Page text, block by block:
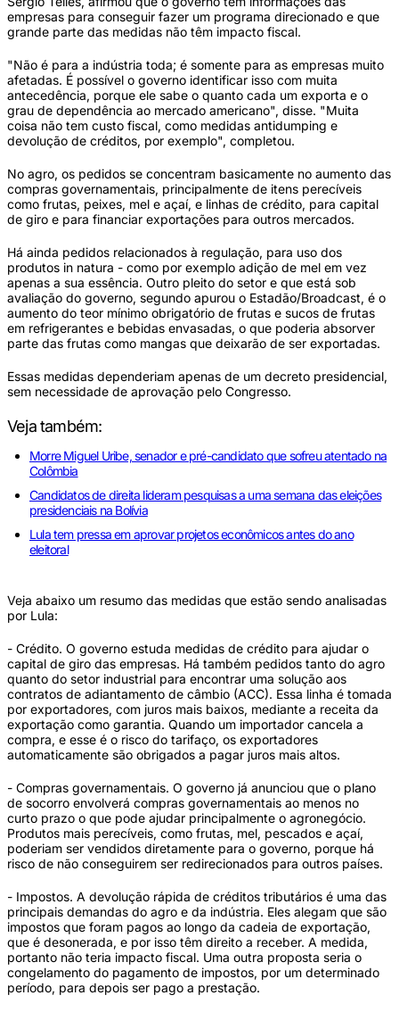
empresas para conseguir fazer um programa direcionado e que
grande parte das medidas não têm impacto fiscal.
"Não é para a indústria toda; é somente para as empresas muito
afetadas. É possível o governo identificar isso com muita
antecedência, porque ele sabe o quanto cada um exporta e o
grau de dependência ao mercado americano", disse. "Muita
coisa não tem custo fiscal, como medidas antidumping e
devolução de créditos, por exemplo", completou.
No agro, os pedidos se concentram basicamente no aumento das
compras governamentais, principalmente de itens perecíveis
como frutas, peixes, mel e açaí, e linhas de crédito, para capital
de giro e para financiar exportações para outros mercados.
Há ainda pedidos relacionados à regulação, para uso dos
produtos in natura - como por exemplo adição de mel em vez
apenas a sua essência. Outro pleito do setor e que está sob
avaliação do governo, segundo apurou o Estadão/Broadcast, é o
aumento do teor mínimo obrigatório de frutas e sucos de frutas
em refrigerantes e bebidas envasadas, o que poderia absorver
parte das frutas como mangas que deixarão de ser exportadas.
Essas medidas dependeriam apenas de um decreto presidencial,
sem necessidade de aprovação pelo Congresso.
Veja também:
Morre Miguel Uribe, senador e pré-candidato que sofreu atentado na
Colômbia
Candidatos de direita lideram pesquisas a uma semana das eleições
presidenciais na Bolívia
Lula tem pressa em aprovar projetos econômicos antes do ano
eleitoral
Veja abaixo um resumo das medidas que estão sendo analisadas
por Lula:
- Crédito. O governo estuda medidas de crédito para ajudar o
capital de giro das empresas. Há também pedidos tanto do agro
quanto do setor industrial para encontrar uma solução aos
contratos de adiantamento de câmbio (ACC). Essa linha é tomada
por exportadores, com juros mais baixos, mediante a receita da
exportação como garantia. Quando um importador cancela a
compra, e esse é o risco do tarifaço, os exportadores
automaticamente são obrigados a pagar juros mais altos.
- Compras governamentais. O governo já anunciou que o plano
de socorro envolverá compras governamentais ao menos no
curto prazo o que pode ajudar principalmente o agronegócio.
Produtos mais perecíveis, como frutas, mel, pescados e açaí,
poderiam ser vendidos diretamente para o governo, porque há
risco de não conseguirem ser redirecionados para outros países.
- Impostos. A devolução rápida de créditos tributários é uma das
principais demandas do agro e da indústria. Eles alegam que são
impostos que foram pagos ao longo da cadeia de exportação,
que é desonerada, e por isso têm direito a receber. A medida,
portanto não teria impacto fiscal. Uma outra proposta seria o
congelamento do pagamento de impostos, por um determinado
período, para depois ser pago a prestação.